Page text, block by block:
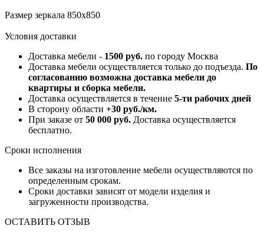
Размер зеркала 850х850
Условия доставки
Доставка мебели - 1500 руб. по городу Москва
Доставка мебели осуществляется только до подъезда. По
согласованию возможна доставка мебели до
квартиры и сборка мебели.
Доставка осуществляется в течение 5-ти рабочих дней
В сторону области +30 руб./км.
При заказе от 50 000 руб. Доставка осуществляется
бесплатно.
Сроки исполнения
Все заказы на изготовление мебели осуществляются по
определенным срокам.
Сроки доставки зависят от модели изделия и
загруженности производства.
ОСТАВИТЬ ОТЗЫВ